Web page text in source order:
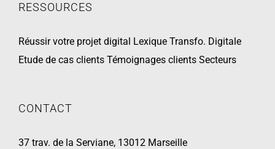
RESSOURCES
Réussir votre projet digital Lexique Transfo. Digitale
Etude de cas clients Témoignages clients Secteurs
CONTACT
37 trav. de la Serviane, 13012 Marseille